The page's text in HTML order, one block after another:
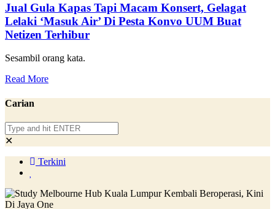
Jual Gula Kapas Tapi Macam Konsert, Gelagat
Lelaki ‘Masuk Air’ Di Pesta Konvo UUM Buat
Netizen Terhibur
Sesambil orang kata.
Read More
Carian
✕
Terkini